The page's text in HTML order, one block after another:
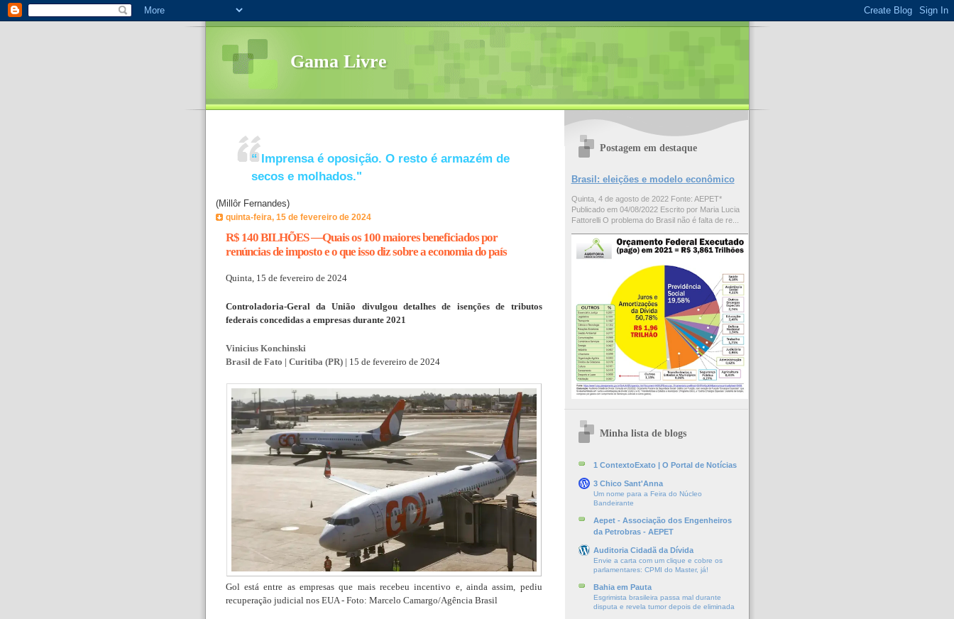
Gama Livre
“ Imprensa é oposição. O resto é armazém de
secos e molhados."
(Millôr Fernandes)
quinta-feira, 15 de fevereiro de 2024
R$ 140 BILHÕES —Quais os 100 maiores beneficiados por
renúncias de imposto e o que isso diz sobre a economia do país
Quinta, 15 de fevereiro de 2024
Controladoria-Geral da União divulgou detalhes de isenções de tributos
federais concedidas a empresas durante 2021
Vinicius Konchinski
Brasil de Fato | Curitiba (PR)| 15 de fevereiro de 2024
Gol está entre as empresas que mais recebeu incentivo e, ainda assim, pediu
recuperação judicial nos EUA - Foto: Marcelo Camargo/Agência Brasil
Postagem em destaque
Brasil: eleições e modelo econômico
Quinta, 4 de agosto de 2022 Fonte: AEPET*
Publicado em 04/08/2022 Escrito por Maria Lucia
Fattorelli O problema do Brasil não é falta de re...
Minha lista de blogs
1 ContextoExato | O Portal de Notícias
3 Chico Sant'Anna
Um nome para a Feira do Núcleo
Bandeirante
Aepet - Associação dos Engenheiros
da Petrobras - AEPET
Auditoria Cidadã da Dívida
Envie a carta com um clique e cobre os
parlamentares: CPMI do Master, já!
Bahia em Pauta
Esgrimista brasileira passa mal durante
disputa e revela tumor depois de eliminada